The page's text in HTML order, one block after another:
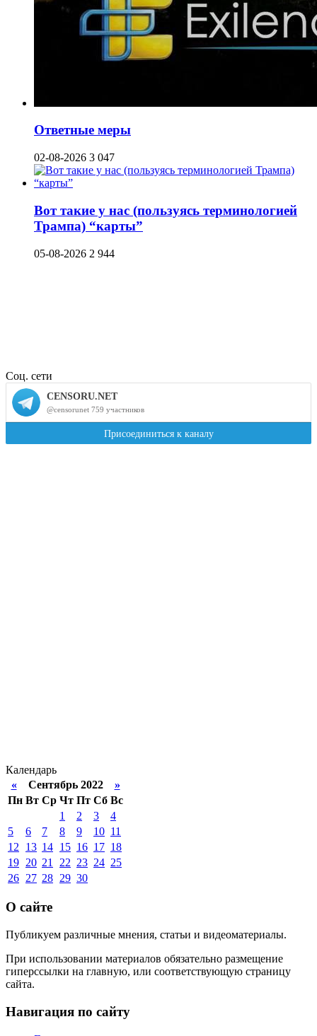
Ответные меры
02-08-2026 3 047
Вот такие у нас (пользуясь терминологией
Трампа) “карты”
05-08-2026 2 944
Соц. сети
Календарь
«Сентябрь 2022 »
Пн Вт Ср Чт Пт Сб Вс
1
2 3
4
5
6 7 8 9 10 11
12
13 14 15 16 17 18
19 20 21 22 23 24 25
26 27 28 29 30
О сайте
Публикуем различные мнения, статьи и видеоматериалы.
При использовании материалов обязательно размещение
гиперссылки на главную, или соответствующую страницу
сайта.
Навигация по сайту